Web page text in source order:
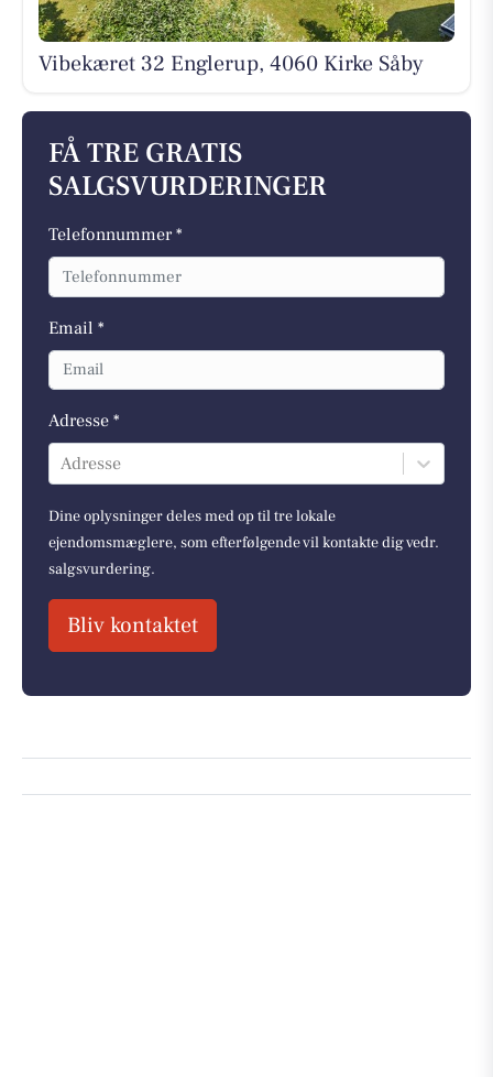
Vibekæret 32 Englerup, 4060 Kirke Såby
FÅ TRE GRATIS
SALGSVURDERINGER
Telefonnummer *
Email *
Adresse *
Adresse
Dine oplysninger deles med op til tre lokale
ejendomsmæglere, som efterfølgende vil kontakte dig vedr.
salgsvurdering.
Bliv kontaktet